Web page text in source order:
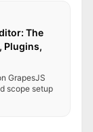
The
Plugins,
GrapesJS
scope setup